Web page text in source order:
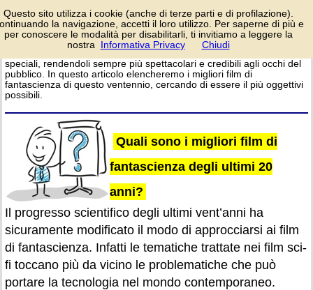
I film di fantascienza
del ventunesimo
secolo hanno avuto
una grande evoluzione per
quanto riguarda gli effetti
speciali, rendendoli sempre più spettacolari e credibili agli occhi del
pubblico. In questo articolo elencheremo i migliori film di
fantascienza di questo ventennio, cercando di essere il più oggettivi
possibili.
Quali sono i migliori film di
fantascienza degli ultimi 20
anni?
Il progresso scientifico degli ultimi vent’anni ha
sicuramente modificato il modo di approcciarsi ai film
di fantascienza. Infatti le tematiche trattate nei film sci-
fi toccano più da vicino le problematiche che può
portare la tecnologia nel mondo contemporaneo.
Questo sito utilizza i cookie (anche di terze parti e di profilazione).
la navigazione, accetti il loro utilizzo. Per saperne di più e
per conoscere le modalità per disabilitarli, ti invitiamo a leggere la
nostra
Informativa Privacy Chiudi